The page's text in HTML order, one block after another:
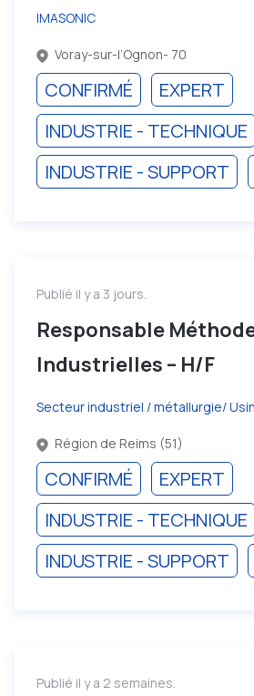
IMASONIC
Voray-sur-l’Ognon- 70
CONFIRMÉ
EXPERT
INDUSTRIE - TECHNIQUE
INDUSTRIE - SUPPORT
Publié il y a 3 jours.
Responsable
Industrielles – H/F
Secteur industriel / métallurgie/
Région de Reims (51)
CONFIRMÉ
EXPERT
INDUSTRIE - TECHNIQUE
INDUSTRIE - SUPPORT
Publié il y a 2 semaines.